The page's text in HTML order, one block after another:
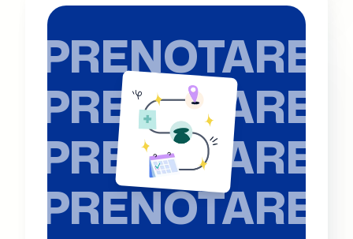
PRENOTARE
PRENOTARE
PRENOTARE
PRENOTARE